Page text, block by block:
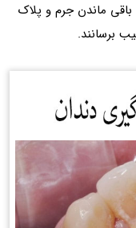
ماندن جرم و پلاک
برسانند.